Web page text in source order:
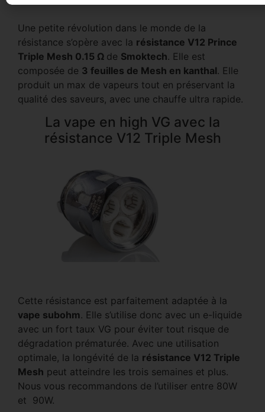
Une petite révolution dans le monde de la
résistance s’opère avec la résistance V12 Prince
Triple Mesh 0.15 Ω de Smoktech. Elle est
composée de 3 feuilles de Mesh en kanthal. Elle
produit un max de vapeurs tout en préservant la
qualité des saveurs, avec une chauffe ultra rapide.
La vape en high VG avec la
résistance V12 Triple Mesh
Cette résistance est parfaitement adaptée à la
vape subohm. Elle s’utilise donc avec un e-liquide
avec un fort taux VG pour éviter tout risque de
dégradation prématurée. Avec une utilisation
optimale, la longévité de la résistance V12 Triple
Mesh peut atteindre les trois semaines et plus.
Nous vous recommandons de l’utiliser entre 80W
et 90W.